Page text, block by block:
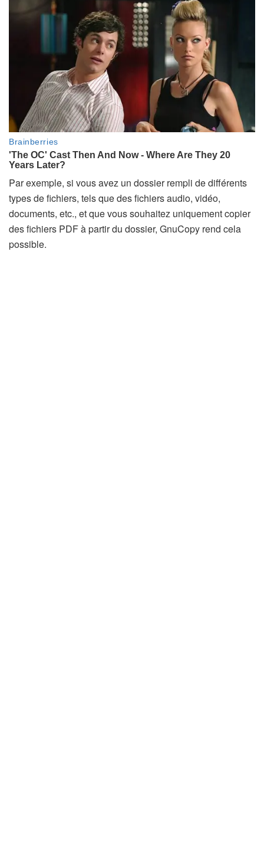
Par exemple, si vous avez un dossier rempli de différents
types de fichiers, tels que des fichiers audio, vidéo,
documents, etc., et que vous souhaitez uniquement copier
des fichiers PDF à partir du dossier, GnuCopy rend cela
possible.